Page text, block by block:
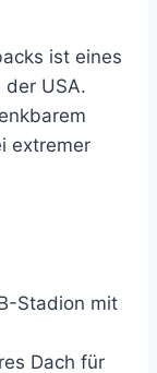
ist eines
USA.
extremer
Stadion mit
Dach für